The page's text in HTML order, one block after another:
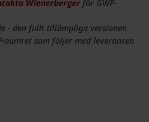
Wienerberger för GWP-
- den fullt tillämpliga versionen
numret som följer med leveransen